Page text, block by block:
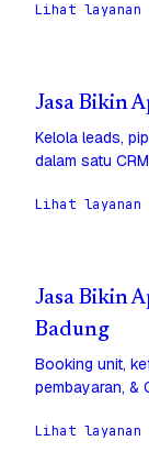
Lihat layanan
Jasa Bikin
Kelola leads,
dalam satu
Lihat layanan
Jasa Bikin
Badung
Booking unit,
pembayaran, &
Lihat layanan